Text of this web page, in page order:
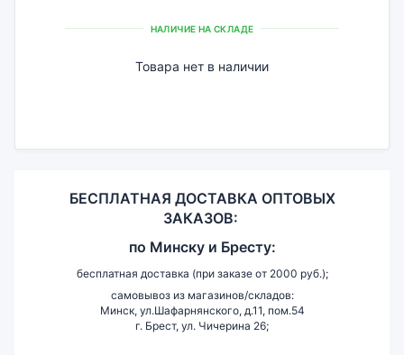
НАЛИЧИЕ НА СКЛАДЕ
Товара нет в наличии
БЕСПЛАТНАЯ ДОСТАВКА ОПТОВЫХ
ЗАКАЗОВ:
по Минску и Бресту:
бесплатная доставка (при заказе от 2000 руб.);
самовывоз из магазинов/складов:
Минск, ул.Шафарнянского, д.11, пом.54
г. Брест, ул. Чичерина 26;